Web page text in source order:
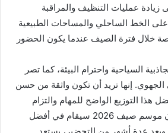
عمليات التنظيف والمراقبة
الخط الساحلي والمساحات الطبيعية
خلال فترة الصيف عندما يكون الحضور
السياحية واحترام البيئة، كما تصر
إنها تريد أن تكون واثقة من حسن
هذا التوزيع الواضح للمهام والتزام
الجميع، نحن مقتنعون بأن موسم صيف 2026 سيقام في أفضل